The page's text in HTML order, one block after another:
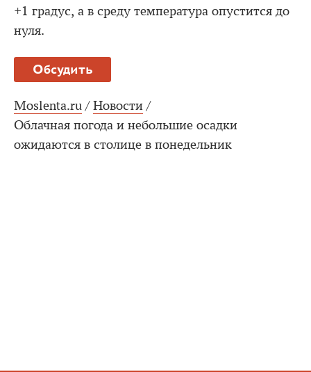
+1 градус, а в среду температура опустится до
нуля.
Обсудить
Moslenta.ru / Новости /
Облачная погода и небольшие осадки
ожидаются в столице в понедельник